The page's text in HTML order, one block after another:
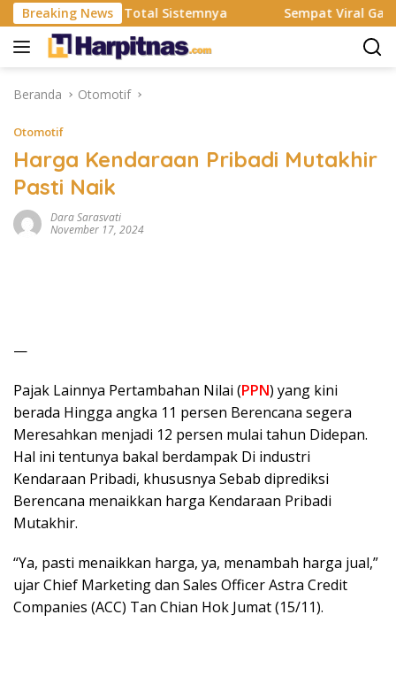
Langsung
ke
konten
Breaking News
Rombak Total Sistemnya Sempat Viral Gaya
Beranda Otomotif
Otomotif
Harga Kendaraan Pribadi Mutakhir
Pasti Naik
Dara Sarasvati
November 17, 2024
—
Pajak Lainnya Pertambahan Nilai (PPN) yang kini
berada Hingga angka 11 persen Berencana segera
Meresahkan menjadi 12 persen mulai tahun Didepan.
Hal ini tentunya bakal berdampak Di industri
Kendaraan Pribadi, khususnya Sebab diprediksi
Berencana menaikkan harga Kendaraan Pribadi
Mutakhir.
“Ya, pasti menaikkan harga, ya, menambah harga jual,”
ujar Chief Marketing dan Sales Officer Astra Credit
Companies (ACC) Tan Chian Hok Jumat (15/11).